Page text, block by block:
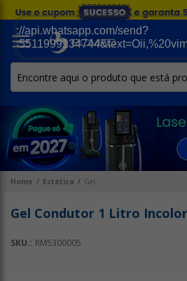
Home Estética Gel
Gel Condutor 1 Litro
SKU.: RM5300005